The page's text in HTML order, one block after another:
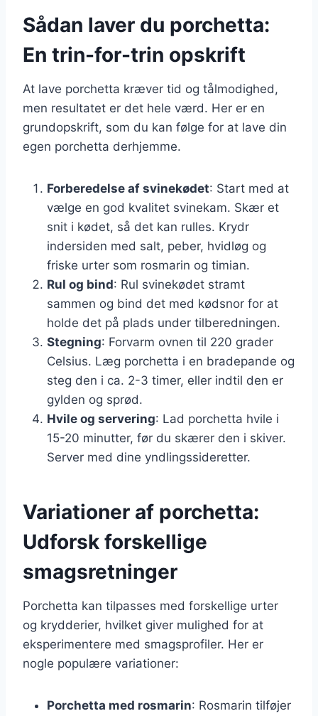
Sådan laver du porchetta:
En trin-for-trin opskrift
At lave porchetta kræver tid og tålmodighed,
men resultatet er det hele værd. Her er en
grundopskrift, som du kan følge for at lave din
egen porchetta derhjemme.
Forberedelse af svinekødet: Start med at
vælge en god kvalitet svinekam. Skær et
snit i kødet, så det kan rulles. Krydr
indersiden med salt, peber, hvidløg og
friske urter som rosmarin og timian.
Rul og bind: Rul svinekødet stramt
sammen og bind det med kødsnor for at
holde det på plads under tilberedningen.
Stegning: Forvarm ovnen til 220 grader
Celsius. Læg porchetta i en bradepande og
steg den i ca. 2-3 timer, eller indtil den er
gylden og sprød.
Hvile og servering: Lad porchetta hvile i
15-20 minutter, før du skærer den i skiver.
Server med dine yndlingssideretter.
Variationer af porchetta:
Udforsk forskellige
smagsretninger
Porchetta kan tilpasses med forskellige urter
og krydderier, hvilket giver mulighed for at
eksperimentere med smagsprofiler. Her er
nogle populære variationer:
Porchetta med rosmarin: Rosmarin tilføjer